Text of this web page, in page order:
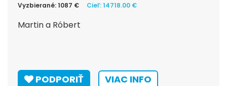
Vyzbierané: 1087 € Cieľ: 14718.00 €
Martin a Róbert
PODPORIŤ VIAC INFO